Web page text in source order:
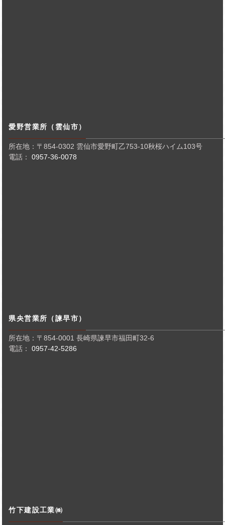
愛野営業所（雲仙市）
所在地：〒854-0302 雲仙市愛野町乙753-10秋桜ハイム103号
電話：0957-36-0078
県央営業所（諫早市）
所在地：〒854-0001 長崎県諫早市福田町32-6
電話：0957-42-5286
竹下建設工業㈱